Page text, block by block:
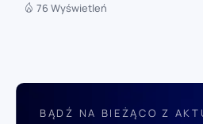
76 Wyświetleń
BĄDŹ NA BIEŻĄCO Z